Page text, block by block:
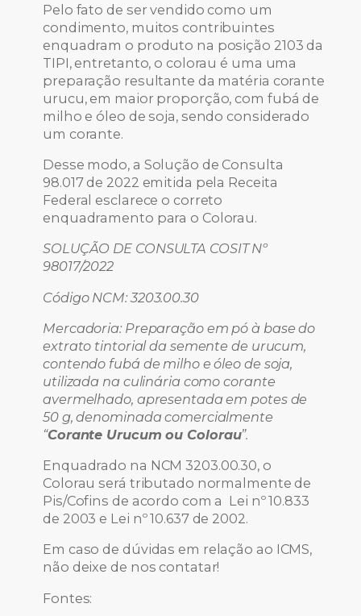
Pelo fato de ser vendido como um
condimento, muitos contribuintes
enquadram o produto na posição 2103 da
TIPI, entretanto, o colorau é uma uma
preparação resultante da matéria corante
urucu, em maior proporção, com fubá de
milho e óleo de soja, sendo considerado
um corante.
Desse modo, a Solução de Consulta
98.017 de 2022 emitida pela Receita
Federal esclarece o correto
enquadramento para o Colorau.
SOLUÇÃO DE CONSULTA COSIT Nº
98017/2022
Código NCM: 3203.00.30
Mercadoria: Preparação em pó à base do
extrato tintorial da semente de urucum,
contendo fubá de milho e óleo de soja,
utilizada na culinária como corante
avermelhado, apresentada em potes de
50 g, denominada comercialmente
“Corante Urucum ou Colorau”.
Enquadrado na NCM 3203.00.30, o
Colorau será tributado normalmente de
Pis/Cofins de acordo com a Lei nº 10.833
de 2003 e Lei nº 10.637 de 2002.
Em caso de dúvidas em relação ao ICMS,
não deixe de nos contatar!
Fontes: